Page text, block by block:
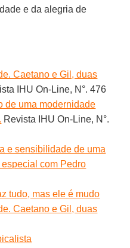
e da alegria de
Caetano e Gil, duas
IHU On-Line, N°. 476
de uma modernidade
Revista IHU On-Line, N°.
e sensibilidade de uma
com Pedro
tudo, mas ele é mudo
Caetano e Gil, duas